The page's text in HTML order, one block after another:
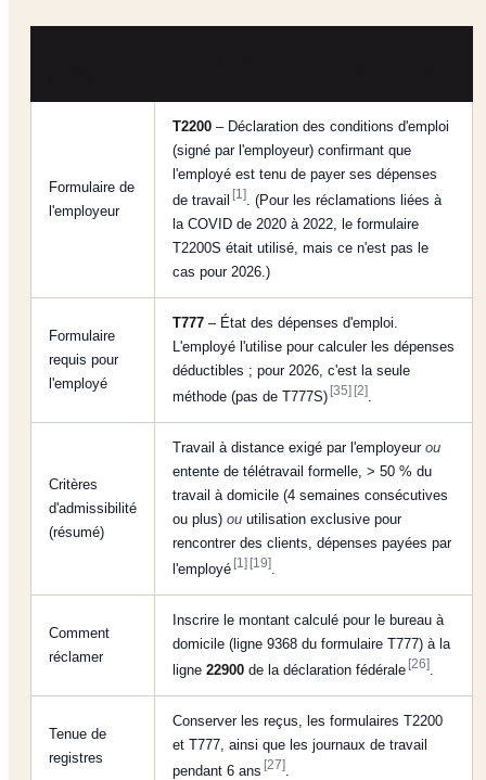
Formulaire de
l'employeur
T2200 – Déclaration des conditions d'emploi
(signé par l'employeur) confirmant que
l'employé est tenu de payer ses dépenses
de travail[1] . (Pour les réclamations liées à
la COVID de 2020 à 2022, le formulaire
T2200S était utilisé, mais ce n'est pas le
cas pour 2026.)
Formulaire
requis pour
l'employé
T777 – État des dépenses d'emploi.
L'employé l'utilise pour calculer les dépenses
déductibles ; pour 2026, c'est la seule
méthode (pas de T777S)[35] [2]
Critères
d'admissibilité
(résumé)
Travail à distance exigé par l'employeur ou
entente de télétravail formelle, > 50 % du
travail à domicile (4 semaines consécutives
ou plus) ou utilisation exclusive pour
rencontrer des clients, dépenses payées par
l'employé[1] [19]
Comment
réclamer
Inscrire le montant calculé pour le bureau à
domicile (ligne 9368 du formulaire T777) à la
ligne 22900 de la déclaration fédérale[26]
Tenue de
registres
Conserver les reçus, les formulaires T2200
et T777, ainsi que les journaux de travail
pendant 6 ans[27]